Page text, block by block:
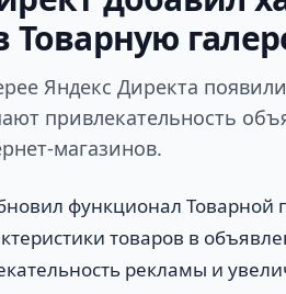
Товарную
Яндекс Директа
привлекательность
магазинов.
функционал Товарной
товаров в
рекламы и